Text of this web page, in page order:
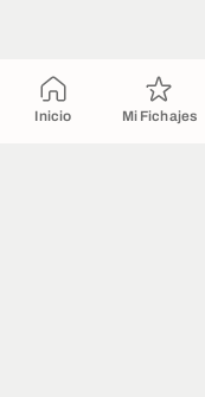
Inicio Mi Fichajes